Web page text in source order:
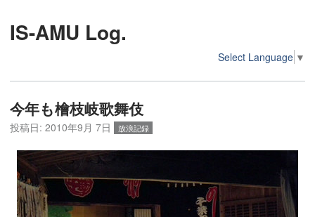
IS-AMU Log.
Select Language ▼
今年も檜枝岐歌舞伎
投稿日: 2010年9月 7日 放浪記録